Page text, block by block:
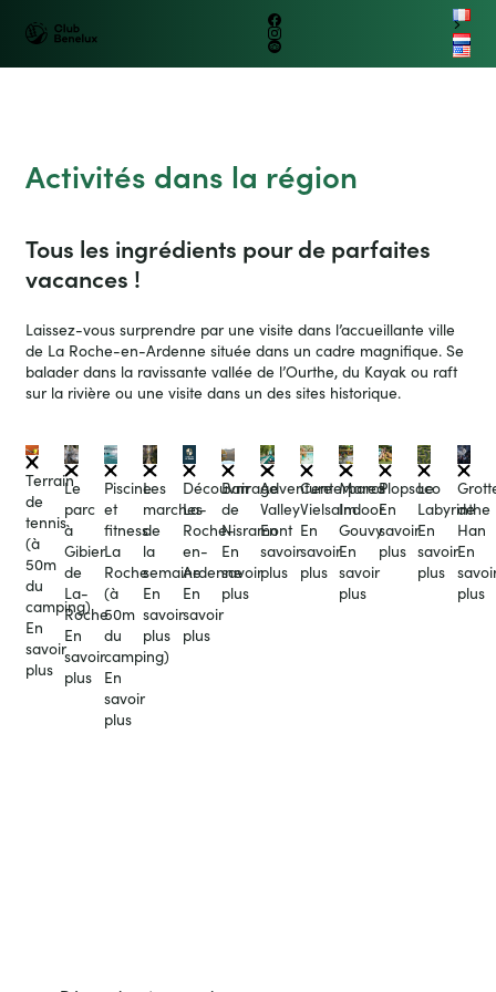
Gro
Be
Group
Petit train
touristique
Logo
Benelux
Facebook
Instagram
Tripadvisor
nl
en
Ouvrir/
Activités dans la région
Tous les ingrédients pour de parfaites
vacances !
Laissez-vous surprendre par une visite dans l’accueillante ville
de La Roche-en-Ardenne située dans un cadre magnifique. Se
balader dans la ravissante vallée de l’Ourthe, du Kayak ou raft
sur la rivière ou une visite dans un des sites historique.
Terrain
de
tennis
(à
50m
du
camping)
En
savoir
plus
Le
parc
à
Gibier
de
La-
Roche
En
savoir
plus
Piscine
et
fitness
La
Roche
(à
50m
du
camping)
En
savoir
plus
Les
marches
de
la
semaine
En
savoir
plus
Découvrir
La-
Roche-
en-
Ardenne
En
savoir
plus
Barrage
de
Nisramont
En
savoir
plus
Adventure
Valley
En
savoir
plus
Centerparcs
Vielsalm
En
savoir
plus
Mared
Indoor
Gouvy
En
savoir
plus
Plopsaco
En
savoir
plus
Le
Labyrinthe
En
savoir
plus
de
Han
En
plus